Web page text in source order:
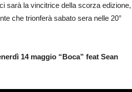
sarà la vincitrice della scorza edizione,
che trionferà sabato sera nelle 20°
14 maggio “Boca” feat Sean